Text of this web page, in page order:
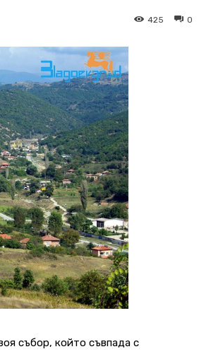
0
425
събор, който съвпада с